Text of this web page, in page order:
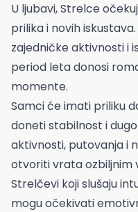
U ljubavi, Strelce
prilika i novih
zajedničke aktivnosti i
period leta donosi
momente.
Samci će imati priliku
doneti stabilnost i
aktivnosti, putovanja i
otvoriti vrata ozbiljnim
Strelčevi koji slušaju
mogu očekivati